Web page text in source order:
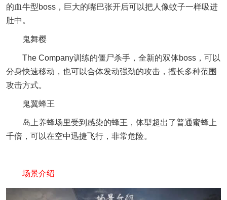
的血牛型boss，巨大的嘴巴张开后可以把人像蚊子一样吸进
肚中。
鬼舞樱
The Company训练的僵尸杀手，全新的双体boss，可以
分身快速移动，也可以合体发动强劲的攻击，擅长多种范围
攻击方式。
鬼翼蜂王
岛上养蜂场里受到感染的蜂王，体型超出了普通蜜蜂上
千倍，可以在空中迅捷飞行，非常危险。
场景介绍